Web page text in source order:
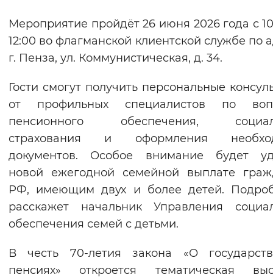
Цвет сайта
Монохромный Инверсивный
Изображения
Включены Выключены
Звуковой ассистент
Воспроизвести Остановить
Мероприятие пройдёт 26 июня 2026 года с
12:00 во флагманской клиентской службе по
г. Пенза, ул. Коммунистическая, д. 34.
Гости смогут получить персональные
от профильных специалистов по
пенсионного обеспечения,
страхования и оформления
документов. Особое внимание будет
новой ежегодной семейной выплате
РФ, имеющим двух и более детей.
расскажет начальник Управления
обеспечения семей с детьми.
В честь 70‑летия закона «О
пенсиях» откроется тематическая